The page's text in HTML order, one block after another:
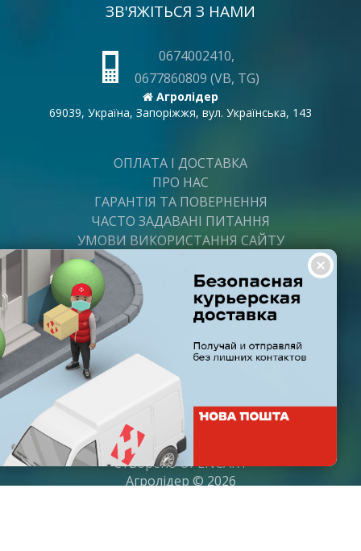
ЗВ'ЯЖІТЬСЯ З НАМИ
0674002410,
0677860809 (VB, TG)
Агролідер
69039, Україна, Запоріжжя, вул. Українська, 143
ОПЛАТА І ДОСТАВКА
ПРО НАС
ГАРАНТІЯ ТА ПОВЕРНЕННЯ
ЧАСТО ЗАДАВАНІ ПИТАННЯ
УМОВИ ВИКОРИСТАННЯ САЙТУ
ПОСТАЧАЛЬНИКАМ
ПАРТНЕРИ
ГРАФІК РОБОТИ
Пн-Пт: з 8:00 до 21:00
Субота: з 9:00 до 20:00
Неділя: з 10:00 до 19:00
СтвореноOPENCART
Агролідер © 2026